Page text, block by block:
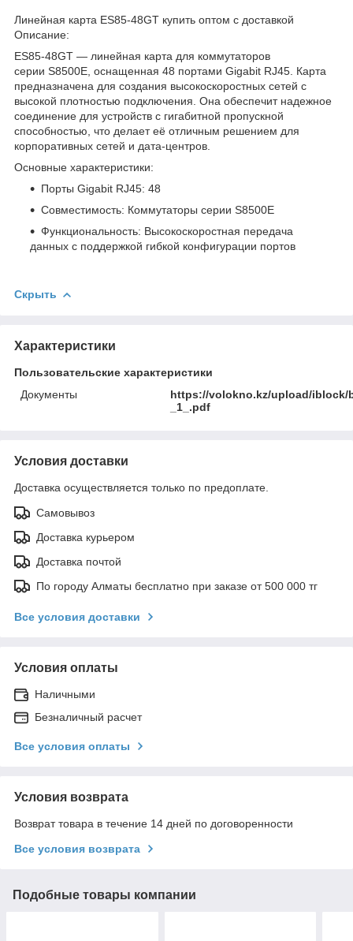
Линейная карта ES85-48GT купить оптом с доставкой
Описание:
ES85-48GT — линейная карта для коммутаторов
серии S8500E, оснащенная 48 портами Gigabit RJ45. Карта
предназначена для создания высокоскоростных сетей с
высокой плотностью подключения. Она обеспечит надежное
соединение для устройств с гигабитной пропускной
способностью, что делает её отличным решением для
корпоративных сетей и дата-центров.
Основные характеристики:
Порты Gigabit RJ45: 48
Совместимость: Коммутаторы серии S8500E
Функциональность: Высокоскоростная передача
данных с поддержкой гибкой конфигурации портов
Скрыть
Характеристики
Пользовательские характеристики
Документы
https://volokno.kz/upload/iblock/
_1_.pdf
Условия доставки
Доставка осуществляется только по предоплате.
Самовывоз
Доставка курьером
Доставка почтой
По городу Алматы бесплатно при заказе от 500 000 тг
Все условия доставки
Условия оплаты
Наличными
Безналичный расчет
Все условия оплаты
Условия возврата
Возврат товара в течение 14 дней по договоренности
Все условия возврата
Подобные товары компании